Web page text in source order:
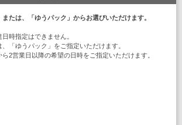
たは、「ゆうパック」からお選びいただけます。
時指定はできません。
「ゆうパック」をご指定いただけます。
2営業日以降の希望の日時をご指定いただけます。